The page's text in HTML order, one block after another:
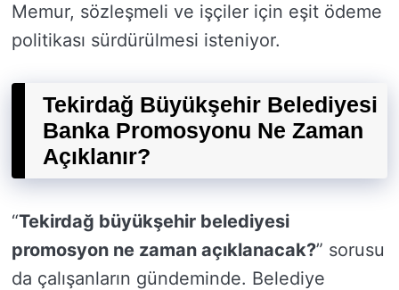
Memur, sözleşmeli ve işçiler için eşit ödeme
politikası sürdürülmesi isteniyor.
Tekirdağ Büyükşehir Belediyesi
Banka Promosyonu Ne Zaman
Açıklanır?
“Tekirdağ büyükşehir belediyesi
promosyon ne zaman açıklanacak?” sorusu
da çalışanların gündeminde. Belediye